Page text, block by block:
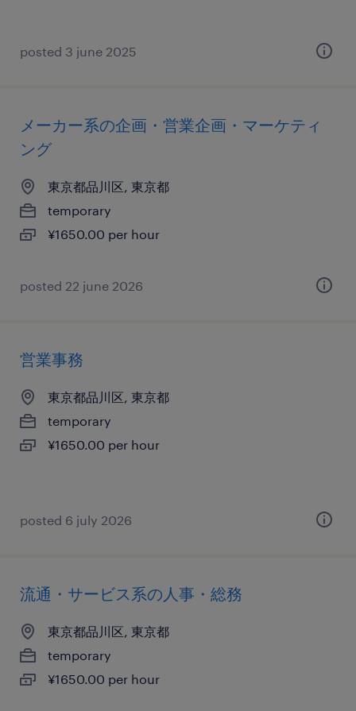
posted 3 june 2025
メーカー系の企画・営業企画・マーケティ
ング
東京都品川区, 東京都
temporary
¥1650.00 per hour
posted 22 june 2026
営業事務
東京都品川区, 東京都
temporary
¥1650.00 per hour
posted 6 july 2026
流通・サービス系の人事・総務
東京都品川区, 東京都
temporary
¥1650.00 per hour